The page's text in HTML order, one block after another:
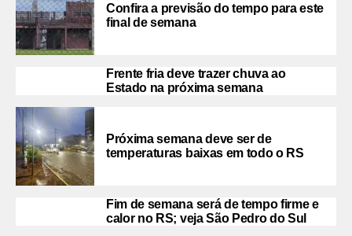
Confira a previsão do tempo para este
final de semana
Frente fria deve trazer chuva ao
Estado na próxima semana
Próxima semana deve ser de
temperaturas baixas em todo o RS
Fim de semana será de tempo firme e
calor no RS; veja São Pedro do Sul